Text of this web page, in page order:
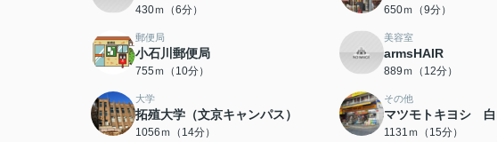
430ｍ（6分） 650ｍ（9分）
郵便局
小石川郵便局
755ｍ（10分）
美容室
armsHAIR
889ｍ（12分）
大学
拓殖大学（文京キャンパス）
1056ｍ（14分）
その他
マツモトキヨシ 白
1131ｍ（15分）